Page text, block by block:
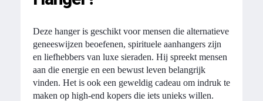
Deze hanger is geschikt voor mensen die alternatieve
geneeswijzen beoefenen, spirituele aanhangers zijn
en liefhebbers van luxe sieraden. Hij spreekt mensen
aan die energie en een bewust leven belangrijk
vinden. Het is ook een geweldig cadeau om indruk te
maken op high-end kopers die iets unieks willen.